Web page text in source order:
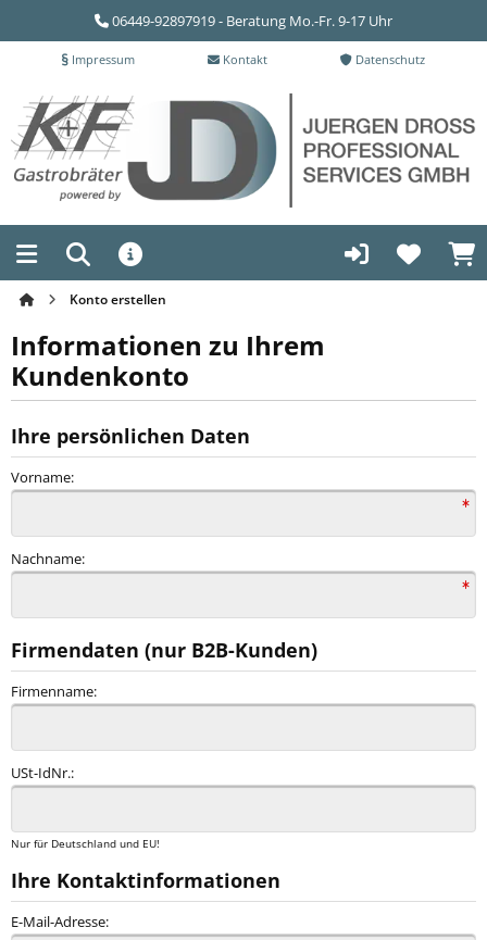
06449-92897919 - Beratung Mo.-Fr. 9-17 Uhr
Impressum Kontakt Datenschutz
Konto erstellen
Informationen zu Ihrem
Kundenkonto
Ihre persönlichen Daten
Vorname:
Nachname:
Firmendaten (nur B2B-Kunden)
Firmenname:
USt-IdNr.:
Nur für Deutschland und EU!
Ihre Kontaktinformationen
E-Mail-Adresse: